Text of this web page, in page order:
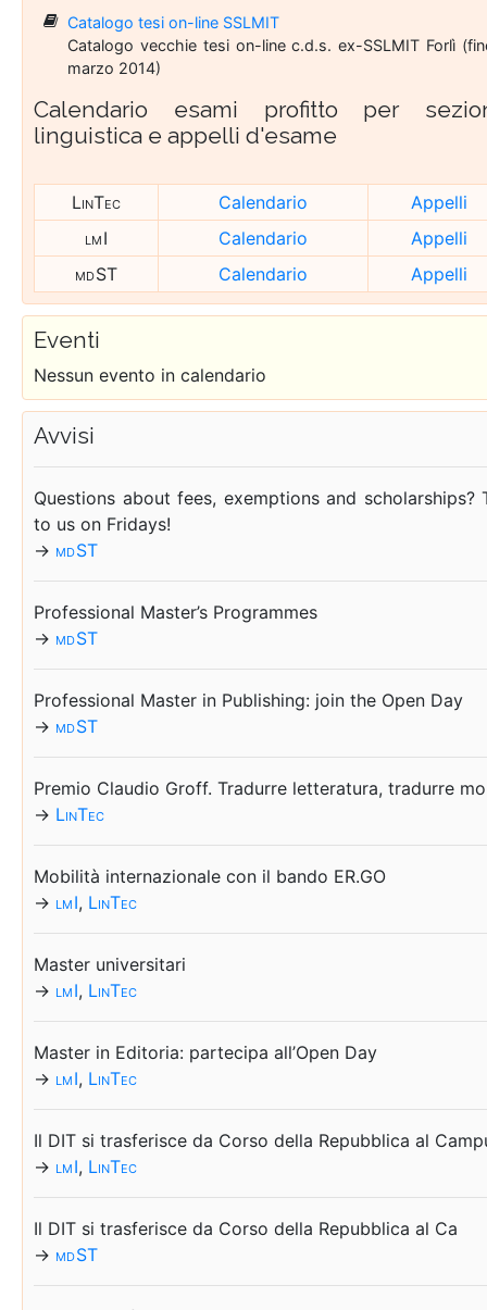
Catalogo tesi on-line SSLMIT
Catalogo vecchie tesi on-line c.d.s. ex-SSLMIT Forlì
marzo 2014)
Calendario esami profitto per
linguistica e appelli d'esame
LinTec Calendario
Appelli
lm I
Calendario
Appelli
md ST
Calendario Appelli
Even­ti
Nes­sun even­to in ca­len­da­rio
Av­vi­si
Que­stions about fees, exemp­tions and scho­lar­ships?
to us on Fri­days!
→ md ST
Pro­fes­sio­nal Ma­ster’s Pro­gram­mes
→ md ST
Pro­fes­sio­nal Ma­ster in Pu­bli­shing: join the Open Day
→ md ST
Pre­mio Clau­dio Groff. Tra­dur­re let­te­ra­tu­ra, tra­dur­re
→ Lin­Tec
Mo­bi­li­tà in­ter­na­zio­na­le con il ban­do ER.​GO
→ lm I, Lin­Tec
Ma­ster uni­ver­si­ta­ri
→ lm I, Lin­Tec
Ma­ster in Edi­to­ria: par­te­ci­pa al­l’O­pen Day
→ lm I, Lin­Tec
Il DIT si tra­sfe­ri­sce da Cor­so del­la Re­pub­bli­ca al
→ lm I, Lin­Tec
Il DIT si tra­sfe­ri­sce da Cor­so del­la Re­pub­bli­ca al Ca
→ md ST